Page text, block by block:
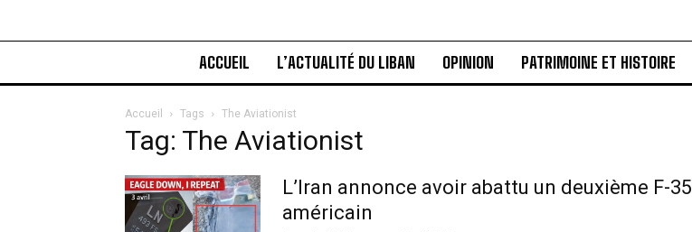
ACCUEIL L’ACTUALITÉ DU LIBAN OPINION PATRIMOINE ET HISTOIRE
Accueil Tags The Aviationist
Tag: The Aviationist
L’Iran annonce avoir abattu un deuxième F-35
américain